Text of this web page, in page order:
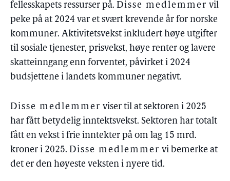
fellesskapets ressurser på. Disse medlemmer vil
peke på at 2024 var et svært krevende år for norske
kommuner. Aktivitetsvekst inkludert høye utgifter
til sosiale tjenester, prisvekst, høye renter og lavere
skatteinngang enn forventet, påvirket i 2024
budsjettene i landets kommuner negativt.
Disse medlemmer viser til at sektoren i 2025
har fått betydelig inntektsvekst. Sektoren har totalt
fått en vekst i frie inntekter på om lag 15 mrd.
kroner i 2025. Disse medlemmer vi bemerke at
det er den høyeste veksten i nyere tid.